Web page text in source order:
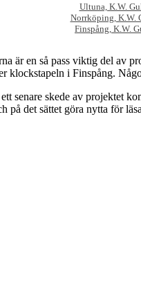
Ultuna, K.W.
Norrköping, K.W.
Finspång, K.W.
är en så pass viktig del av
klockstapeln i Finspång.
senare skede av projektet
på det sättet göra nytta för